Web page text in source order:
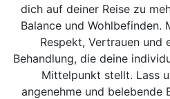
dich auf deiner Reise zu
Balance und Wohlbefinden.
Respekt, Vertrauen und
Behandlung, die deine
Mittelpunkt stellt. Lass
angenehme und belebende